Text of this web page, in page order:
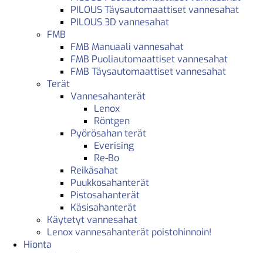
PILOUS Täysautomaattiset vannesahat
PILOUS 3D vannesahat
FMB
FMB Manuaali vannesahat
FMB Puoliautomaattiset vannesahat
FMB Täysautomaattiset vannesahat
Terät
Vannesahanterät
Lenox
Röntgen
Pyörösahan terät
Everising
Re-Bo
Reikäsahat
Puukkosahanterät
Pistosahanterät
Käsisahanterät
Käytetyt vannesahat
Lenox vannesahanterät poistohinnoin!
Hionta